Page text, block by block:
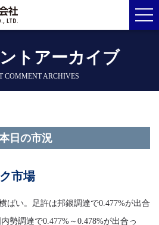
トアーカイブ
COMMENT ARCHIVES
日の市況
市場
ばい。足許は邦銀調達で0.477%が出合
勢調達で0.477%～0.478%が出合っ